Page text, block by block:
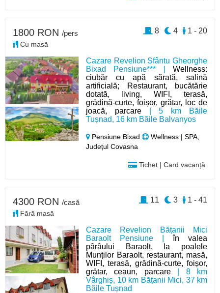
Cazare Revelion Sfântu Gheorghe
Bixad Pensiune*** | Wellness:
ciubăr cu apă sărată, salină
artificială; Restaurant, bucătărie
dotată, living, WIFI, terasă,
grădină-curte, foișor, grătar, loc de
joacă, parcare| 5 km Băile
Tușnad, 16 km Băile Balvanyos
Pensiune Bixad
Wellness | SPA,
Județul Covasna
Tichet | Card vacanță
1800 RON /pers
Cu masă
1 - 20
4
8
Cazare Revelion Bățanii Mici
Baraolt Pensiune |în valea
pârâului Baraolt, la poalele
Munților Baraolt, restaurant, masă,
WIFI, terasă, grădină-curte, foișor,
grătar, ceaun, parcare| 8 km
Vârghiș, 10 km Bățanii Mici, 37 km
Băile Tușnad
4300 RON /casă
Fără masă
1 - 41
3
11